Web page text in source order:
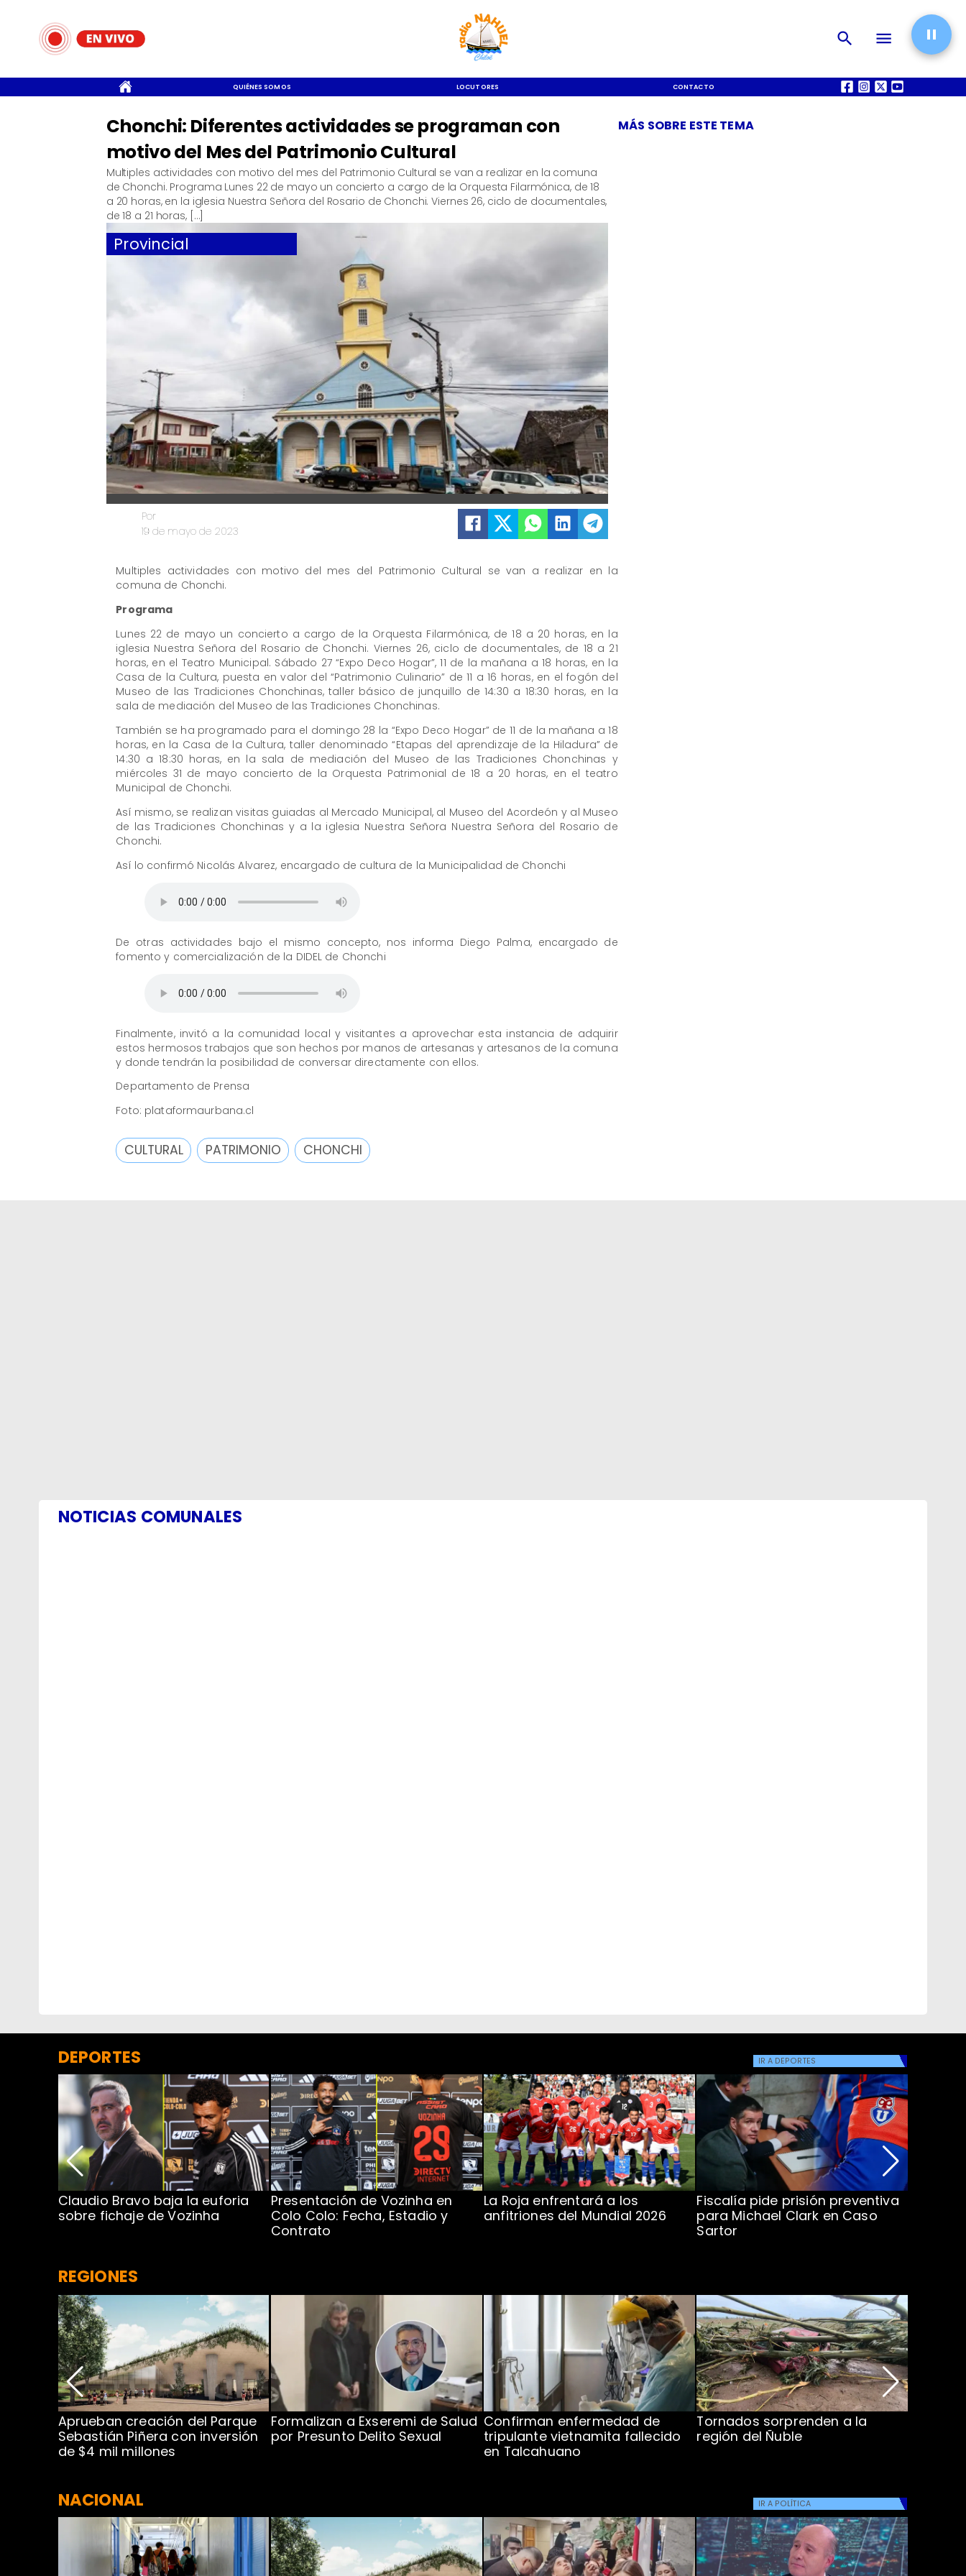
QUIÉNES SOMOS LOCUTORES CONTACTO QUIÉNES SOMOS
Provincial
Por
19 de mayo de 2023
MÁS SOBRE ESTE TEMA
Chonchi: Diferentes actividades se programan con
motivo del Mes del Patrimonio Cultural
Multiples actividades con motivo del mes del Patrimonio Cultural se van a realizar en la comuna
de Chonchi. Programa Lunes 22 de mayo un concierto a cargo de la Orquesta Filarmónica, de 18
a 20 horas, en la iglesia Nuestra Señora del Rosario de Chonchi. Viernes 26, ciclo de documentales,
de 18 a 21 horas, […]
Multiples actividades con motivo del mes del Patrimonio Cultural se van a realizar en la
comuna de Chonchi.
Programa
Lunes 22 de mayo un concierto a cargo de la Orquesta Filarmónica, de 18 a 20 horas, en la
iglesia Nuestra Señora del Rosario de Chonchi. Viernes 26, ciclo de documentales, de 18 a 21
horas, en el Teatro Municipal. Sábado 27 “Expo Deco Hogar”, 11 de la mañana a 18 horas, en la
Casa de la Cultura, puesta en valor del “Patrimonio Culinario” de 11 a 16 horas, en el fogón del
Museo de las Tradiciones Chonchinas, taller básico de junquillo de 14:30 a 18:30 horas, en la
sala de mediación del Museo de las Tradiciones Chonchinas.
También se ha programado para el domingo 28 la “Expo Deco Hogar” de 11 de la mañana a 18
horas, en la Casa de la Cultura, taller denominado “Etapas del aprendizaje de la Hiladura” de
14:30 a 18:30 horas, en la sala de mediación del Museo de las Tradiciones Chonchinas y
miércoles 31 de mayo concierto de la Orquesta Patrimonial de 18 a 20 horas, en el teatro
Municipal de Chonchi.
Así mismo, se realizan visitas guiadas al Mercado Municipal, al Museo del Acordeón y al Museo
de las Tradiciones Chonchinas y a la iglesia Nuestra Señora Nuestra Señora del Rosario de
Chonchi.
Así lo confirmó Nicolás Alvarez, encargado de cultura de la Municipalidad de Chonchi
De otras actividades bajo el mismo concepto, nos informa Diego Palma, encargado de
fomento y comercialización de la DIDEL de Chonchi
Finalmente, invitó a la comunidad local y visitantes a aprovechar esta instancia de adquirir
estos hermosos trabajos que son hechos por manos de artesanas y artesanos de la comuna
y donde tendrán la posibilidad de conversar directamente con ellos.
Departamento de Prensa
Foto: plataformaurbana.cl
CULTURAL PATRIMONIO CHONCHI
NOTICIAS COMUNALES
DEPORTES IR A DEPORTES
Claudio Bravo baja la euforia
sobre fichaje de Vozinha
Presentación de Vozinha en
Colo Colo: Fecha, Estadio y
Contrato
La Roja enfrentará a los
anfitriones del Mundial 2026
Fiscalía pide prisión preventiva
para Michael Clark en Caso
Sartor
REGIONES
Aprueban creación del Parque
Sebastián Piñera con inversión
de $4 mil millones
Formalizan a Exseremi de Salud
por Presunto Delito Sexual
Confirman enfermedad de
tripulante vietnamita fallecido
en Talcahuano
Tornados sorprenden a la
región del Ñuble
NACIONAL IR A POLÍTICA